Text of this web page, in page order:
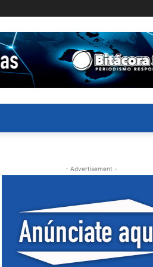
- Advertisement -